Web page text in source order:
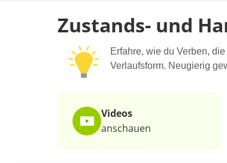
Zustands- und
Erfahre, wie du Verben, die
Verlaufsform. Neugierig
Videos
anschauen